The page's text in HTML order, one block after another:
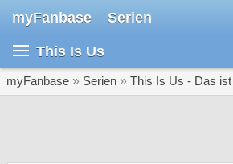
myFanbase Serien
This Is Us
myFanbase » Serien » This Is Us - Das
SERIEN